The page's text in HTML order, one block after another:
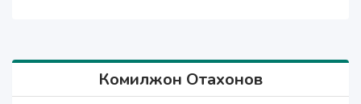
Комилжон Отахонов